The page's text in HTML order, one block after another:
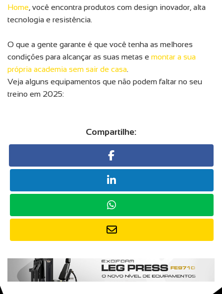
Home , você encontra produtos com design inovador, alta
tecnologia e resistência.
O que a gente garante é que você tenha as melhores
condições para alcançar as suas metas e montar a sua
própria academia sem sair de casa.
Veja alguns equipamentos que não podem faltar no seu
treino em 2025:
Compartilhe: